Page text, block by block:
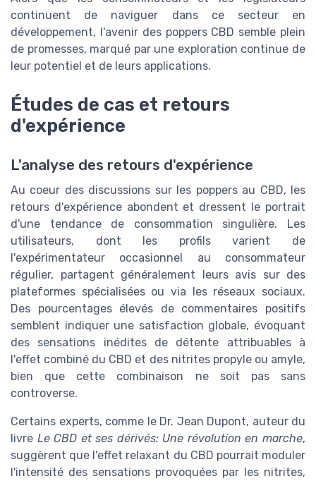
continuent de naviguer dans ce secteur en
développement, l'avenir des poppers CBD semble plein
de promesses, marqué par une exploration continue de
leur potentiel et de leurs applications.
Études de cas et retours
d'expérience
L'analyse des retours d'expérience
Au coeur des discussions sur les poppers au CBD, les
retours d'expérience abondent et dressent le portrait
d'une tendance de consommation singulière. Les
utilisateurs, dont les profils varient de
l'expérimentateur occasionnel au consommateur
régulier, partagent généralement leurs avis sur des
plateformes spécialisées ou via les réseaux sociaux.
Des pourcentages élevés de commentaires positifs
semblent indiquer une satisfaction globale, évoquant
des sensations inédites de détente attribuables à
l'effet combiné du CBD et des nitrites propyle ou amyle,
bien que cette combinaison ne soit pas sans
controverse.
Certains experts, comme le Dr. Jean Dupont, auteur du
livre Le CBD et ses dérivés: Une révolution en marche,
suggèrent que l'effet relaxant du CBD pourrait moduler
l'intensité des sensations provoquées par les nitrites,